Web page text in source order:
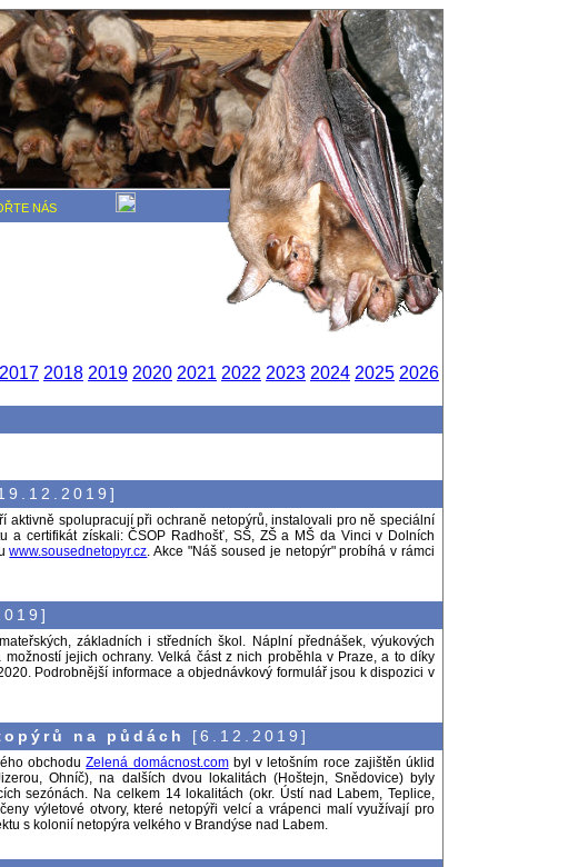
NÁS
2017 2018 2019 2020 2021 2022 2023 2024 2025 2026
spolupracují při ochraně netopýrů, instalovali pro ně speciální
a certifikát získali: ČSOP Radhošť, SŠ, ZŠ a MŠ da Vinci v Dolních
www.sousednetopyr.cz. Akce "Náš soused je netopýr" probíhá v rámci
základních i středních škol. Náplní přednášek, výukových
jejich ochrany. Velká část z nich proběhla v Praze, a to díky
Podrobnější informace a objednávkový formulář jsou k dispozici v
na půdách [6.12.2019]
obchoduZelená domácnost.combyl v letošním roce zajištěn úklid
Ohníč), na dalších dvou lokalitách (Hoštejn, Snědovice) byly
sezónách. Na celkem 14 lokalitách (okr. Ústí nad Labem, Teplice,
výletové otvory, které netopýři velcí a vrápenci malí využívají pro
s kolonií netopýra velkého v Brandýse nad Labem.